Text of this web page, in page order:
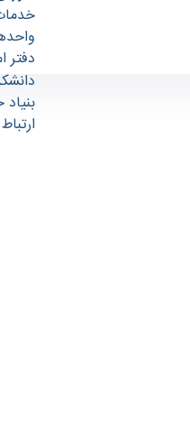
دفتر
اطلاعیه‌های شماره 1 و 2 و فرم اطلاعات فردی متقاضیان ورود به دوره‌های دکتری